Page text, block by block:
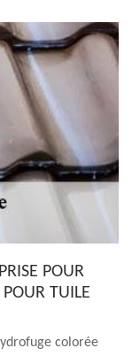
POUR
POUR TUILE
colorée